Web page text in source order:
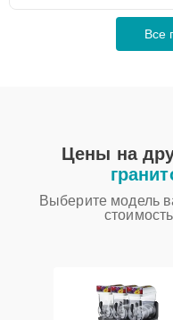
Все
Цены на
Выберите модель